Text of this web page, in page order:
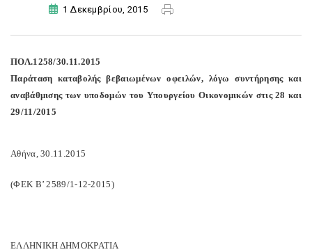
1 Δεκεμβρίου, 2015
ΠΟΛ.1258/30.11.2015
Παράταση καταβολής βεβαιωμένων οφειλών, λόγω συντήρησης και
αναβάθμισης των υποδομών του Υπουργείου Οικονομικών στις 28 και
29/11/2015
Αθήνα, 30.11.2015
(ΦΕΚ Β’ 2589/1-12-2015)
ΕΛΛΗΝΙΚΗ ΔΗΜΟΚΡΑΤΙΑ